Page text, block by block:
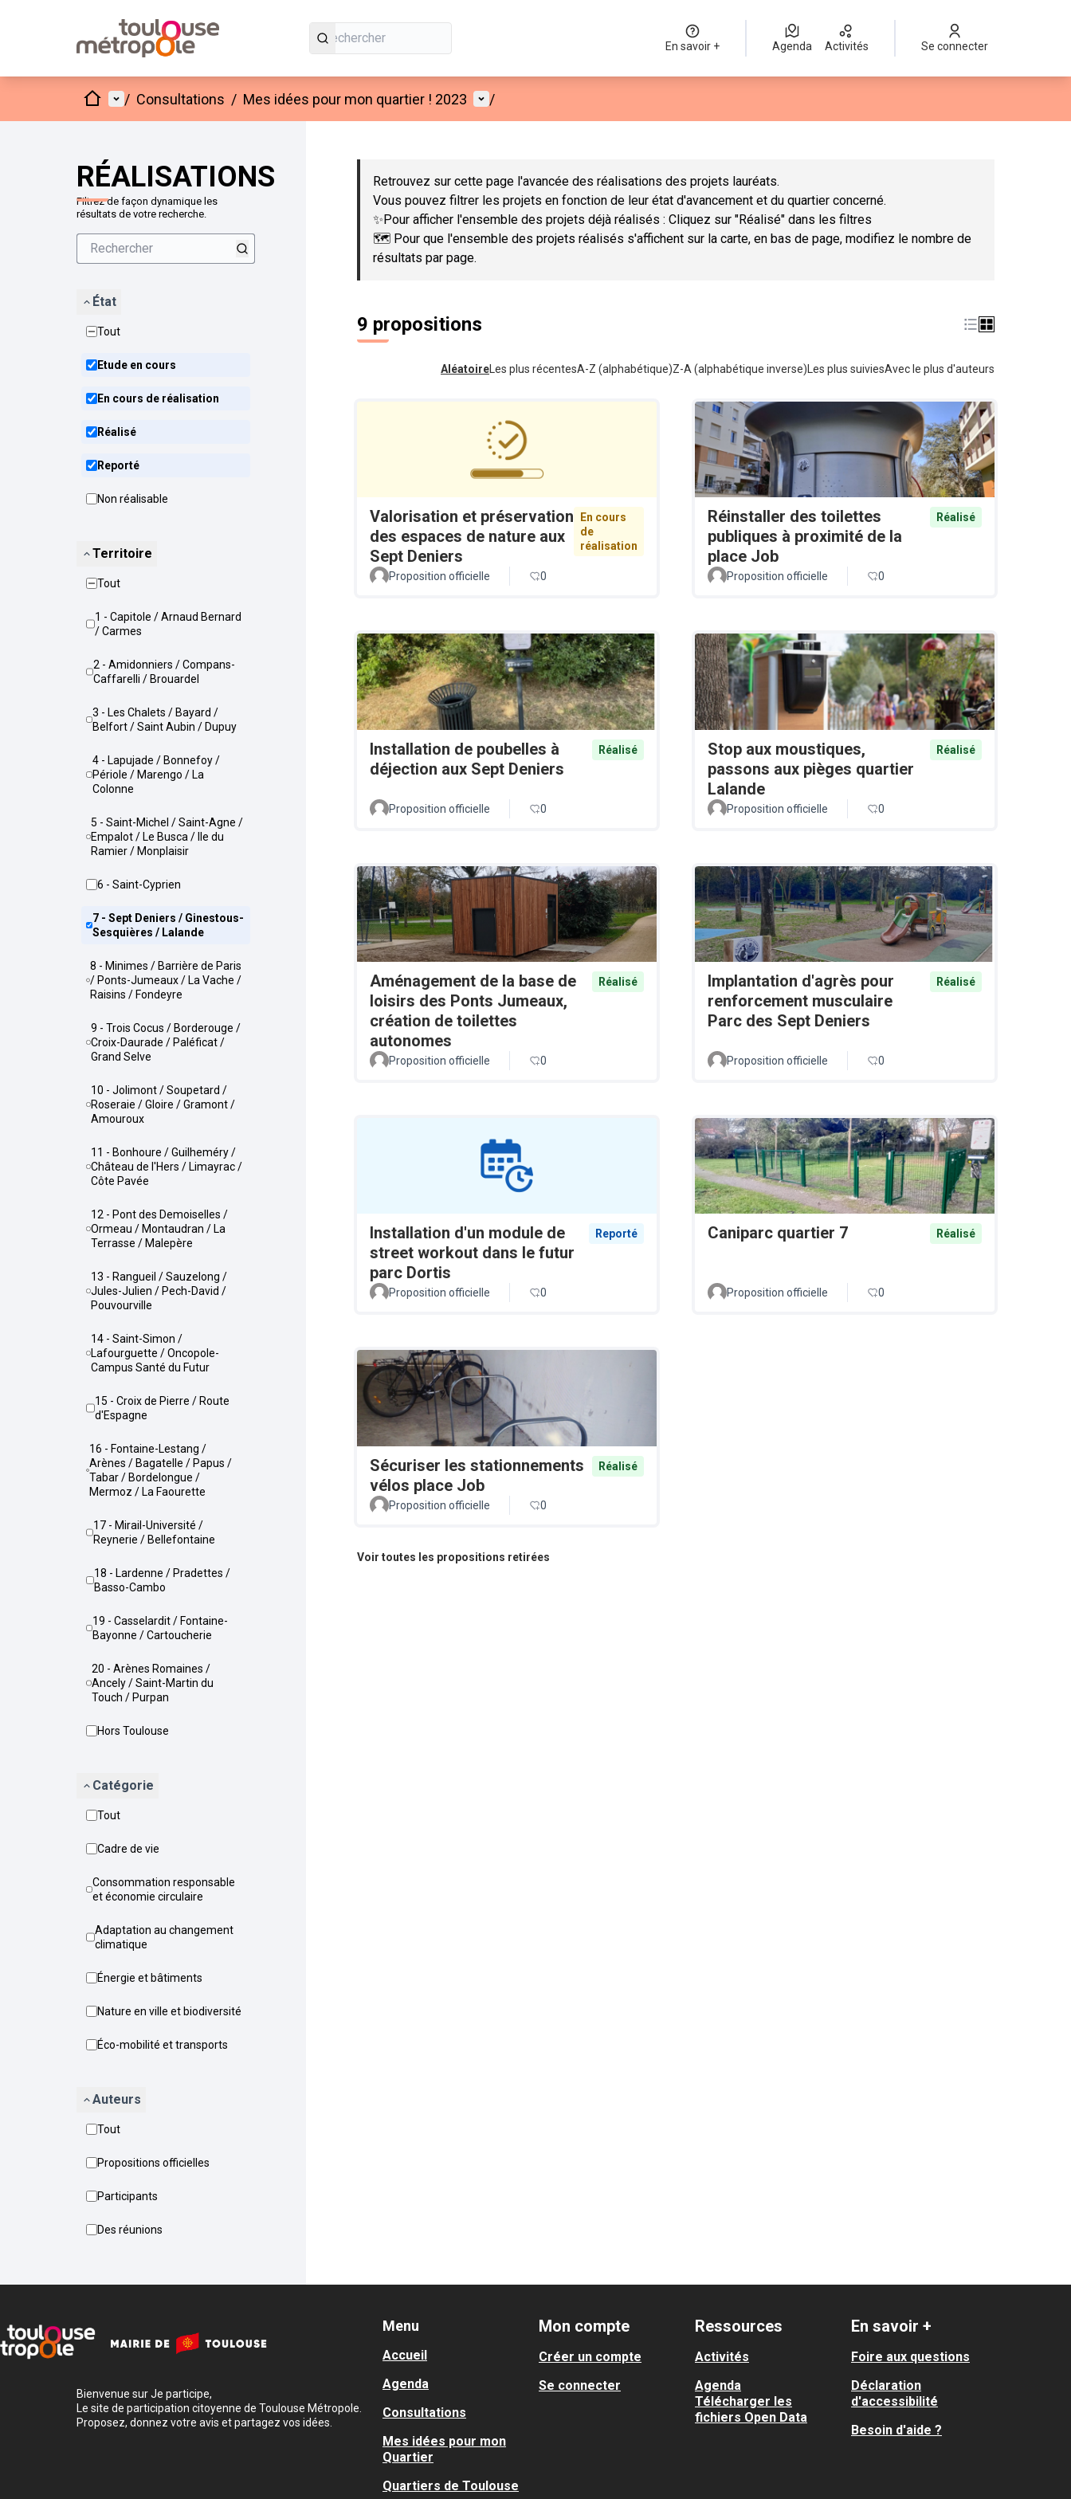
En savoir + Agenda Activités Se connecter
AccueilMenu principal
/ Consultations / Mes idées pour mon quartier ! 2023 Menu utilisateur
/
RÉALISATIONS
Filtrez de façon dynamique les
résultats de votre recherche.
État
Tout
Etude en cours
En cours de réalisation
Réalisé
Reporté
Non réalisable
Territoire
Tout
1 - Capitole / Arnaud Bernard
/ Carmes
2 - Amidonniers / Compans-
Caffarelli / Brouardel
3 - Les Chalets / Bayard /
Belfort / Saint Aubin / Dupuy
4 - Lapujade / Bonnefoy /
Périole / Marengo / La
Colonne
5 - Saint-Michel / Saint-Agne /
Empalot / Le Busca / Ile du
Ramier / Monplaisir
6 - Saint-Cyprien
7 - Sept Deniers / Ginestous-
Sesquières / Lalande
8 - Minimes / Barrière de Paris
/ Ponts-Jumeaux / La Vache /
Raisins / Fondeyre
9 - Trois Cocus / Borderouge /
Croix-Daurade / Paléficat /
Grand Selve
10 - Jolimont / Soupetard /
Roseraie / Gloire / Gramont /
Amouroux
11 - Bonhoure / Guilheméry /
Château de l'Hers / Limayrac /
Côte Pavée
12 - Pont des Demoiselles /
Ormeau / Montaudran / La
Terrasse / Malepère
13 - Rangueil / Sauzelong /
Jules-Julien / Pech-David /
Pouvourville
14 - Saint-Simon /
Lafourguette / Oncopole-
Campus Santé du Futur
15 - Croix de Pierre / Route
d'Espagne
16 - Fontaine-Lestang /
Arènes / Bagatelle / Papus /
Tabar / Bordelongue /
Mermoz / La Faourette
17 - Mirail-Université /
Reynerie / Bellefontaine
18 - Lardenne / Pradettes /
Basso-Cambo
19 - Casselardit / Fontaine-
Bayonne / Cartoucherie
20 - Arènes Romaines /
Ancely / Saint-Martin du
Touch / Purpan
Hors Toulouse
Catégorie
Tout
Cadre de vie
Consommation responsable
et économie circulaire
Adaptation au changement
climatique
Énergie et bâtiments
Nature en ville et biodiversité
Éco-mobilité et transports
Auteurs
Tout
Propositions officielles
Participants
Des réunions
Passer la carte
Retrouvez sur cette page l'avancée des réalisations des projets lauréats.
Vous pouvez filtrer les projets en fonction de leur état d'avancement et du quartier concerné.
✨Pour afficher l'ensemble des projets déjà réalisés : Cliquez sur "Réalisé" dans les filtres
🗺️ Pour que l'ensemble des projets réalisés s'affichent sur la carte, en bas de page, modifiez le nombre de
résultats par page.
9 propositions
Aléatoire Les plus récentesA-Z (alphabétique)Z-A (alphabétique inverse) Les plus suiviesAvec le plus d'auteurs
Valorisation et préservation
des espaces de nature aux
Sept Deniers
En cours
de
réalisation
Proposition officielle 0
Réinstaller des toilettes
publiques à proximité de la
place Job
Réalisé
Proposition officielle 0
Installation de poubelles à
déjection aux Sept Deniers
Réalisé
Proposition officielle 0
Stop aux moustiques,
passons aux pièges quartier
Lalande
Réalisé
Proposition officielle 0
Aménagement de la base de
loisirs des Ponts Jumeaux,
création de toilettes
autonomes
Réalisé
Proposition officielle 0
Implantation d'agrès pour
renforcement musculaire
Parc des Sept Deniers
Réalisé
Proposition officielle 0
Installation d'un module de
street workout dans le futur
parc Dortis
Reporté
Proposition officielle 0
Caniparc quartier 7 Réalisé
Proposition officielle 0
Sécuriser les stationnements
vélos place Job
Réalisé
Proposition officielle 0
Voir toutes les propositions retirées
Bienvenue sur Je participe,
Le site de participation citoyenne de Toulouse Métropole.
Proposez, donnez votre avis et partagez vos idées.
Menu
Accueil
Agenda
Consultations
Mes idées pour mon
Quartier
Quartiers de Toulouse
Mon compte
Créer un compte
Se connecter
Ressources
Activités
Agenda
Télécharger les
fichiers Open Data
En savoir +
Foire aux questions
Déclaration
d'accessibilité
Besoin d'aide ?